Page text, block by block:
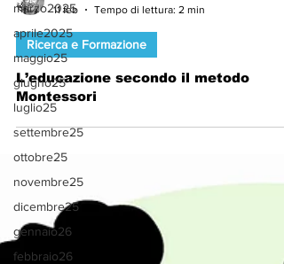
marzo2025
aprile2025
maggio25
giugno25
luglio25
settembre25
ottobre25
novembre25
dicembre25
gennaio26
febbraio26
Arturo Francesconi
11 feb
Tempo di lettura: 2 min
Ricerca e Formazione
L’educazione secondo il metodo